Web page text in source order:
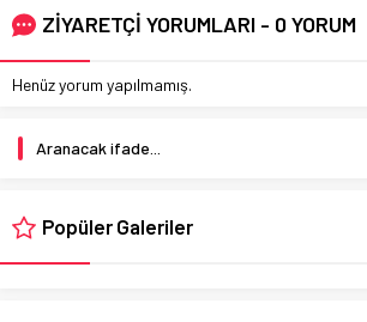
ZİYARETÇİ YORUMLARI - 0 YORUM
Henüz yorum yapılmamış.
Popüler Galeriler